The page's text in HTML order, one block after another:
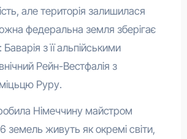
але територія залишилася
федеральна земля зберігає
з її альпійськими
Рейн-Вестфалія з
Руру.
Німеччину майстром
земель живуть як окремі світи,